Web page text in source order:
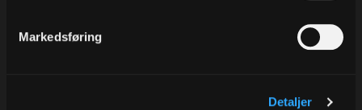
Markedsføring
Detaljer